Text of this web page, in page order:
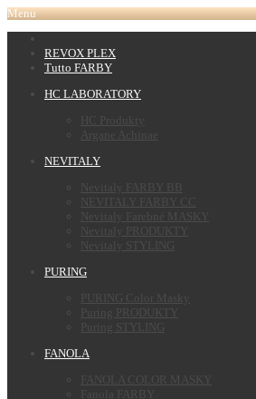
Menu
REVOX PLEX
Tutto FARBY
HC LABORATORY
HC Produkty
Argane Achinae
NEVITALY
Nevitaly FARBY BB
NEVITALY FARBY CC
Nevitaly Farebné MASKY
Nevitaly PRODUKTY
Nevitaly STYLING
PURING
PURING Color Masky
Puring PRODUKTY
Puring STYLING
FANOLA
FANOLA COLOR MASKY
Fanola FARBY